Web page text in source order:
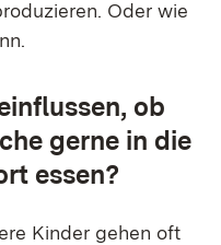
Oder wie
ob
gerne in die
essen?
Kinder gehen oft